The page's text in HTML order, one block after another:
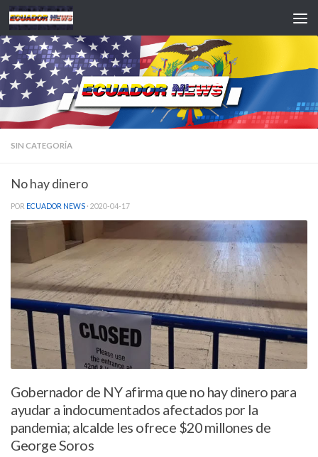
Saltar al contenido
SIN CATEGORÍA
No hay dinero
POR ECUADOR NEWS · 2020-04-17
Gobernador de NY afirma que no hay dinero para
ayudar a indocumentados afectados por la
pandemia; alcalde les ofrece $20 millones de
George Soros